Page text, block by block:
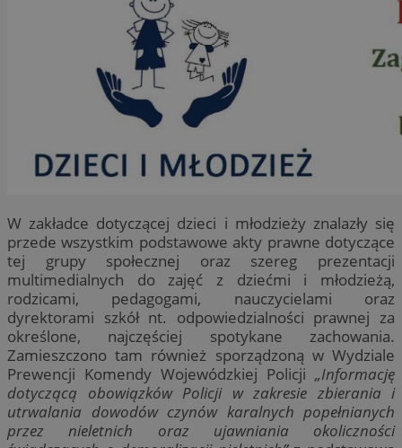
W zakładce dotyczącej dzieci i młodzieży znalazły się
przede wszystkim podstawowe akty prawne dotyczące
tej grupy społecznej oraz szereg prezentacji
multimedialnych do zajęć z dziećmi i młodzieżą,
rodzicami, pedagogami, nauczycielami oraz
dyrektorami szkół nt. odpowiedzialności prawnej za
określone, najczęściej spotykane zachowania.
Zamieszczono tam również sporządzoną w Wydziale
Prewencji Komendy Wojewódzkiej Policji „Informację
dotyczącą obowiązków Policji w zakresie zbierania i
utrwalania dowodów czynów karalnych popełnianych
przez nieletnich oraz ujawniania okoliczności